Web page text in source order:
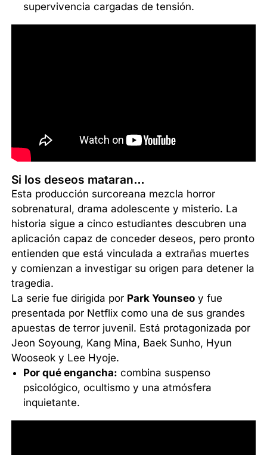
supervivencia cargadas de tensión.
Si los deseos mataran…
Esta producción surcoreana mezcla horror
sobrenatural, drama adolescente y misterio. La
historia sigue a cinco estudiantes descubren una
aplicación capaz de conceder deseos, pero pronto
entienden que está vinculada a extrañas muertes
y comienzan a investigar su origen para detener la
tragedia.
La serie fue dirigida por Park Younseo y fue
presentada por Netflix como una de sus grandes
apuestas de terror juvenil. Está protagonizada por
Jeon Soyoung, Kang Mina, Baek Sunho, Hyun
Wooseok y Lee Hyoje.
Por qué engancha: combina suspenso
psicológico, ocultismo y una atmósfera
inquietante.